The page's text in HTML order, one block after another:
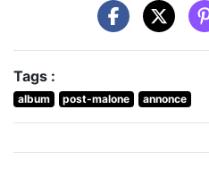
Tags :
album post-malone annonce